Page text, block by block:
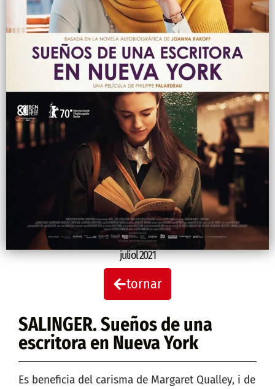
juliol 2021
tornar
SALINGER. Sueños de una
escritora en Nueva York
Es beneficia del carisma de Margaret Qualley, i de